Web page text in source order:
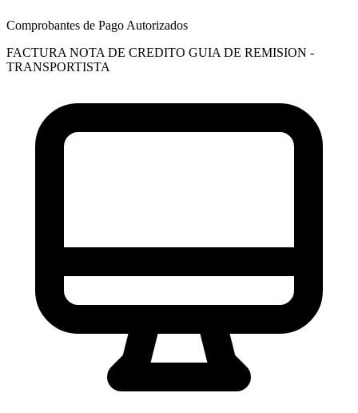
Comprobantes de Pago Autorizados
FACTURA NOTA DE CREDITO GUIA DE REMISION -
TRANSPORTISTA